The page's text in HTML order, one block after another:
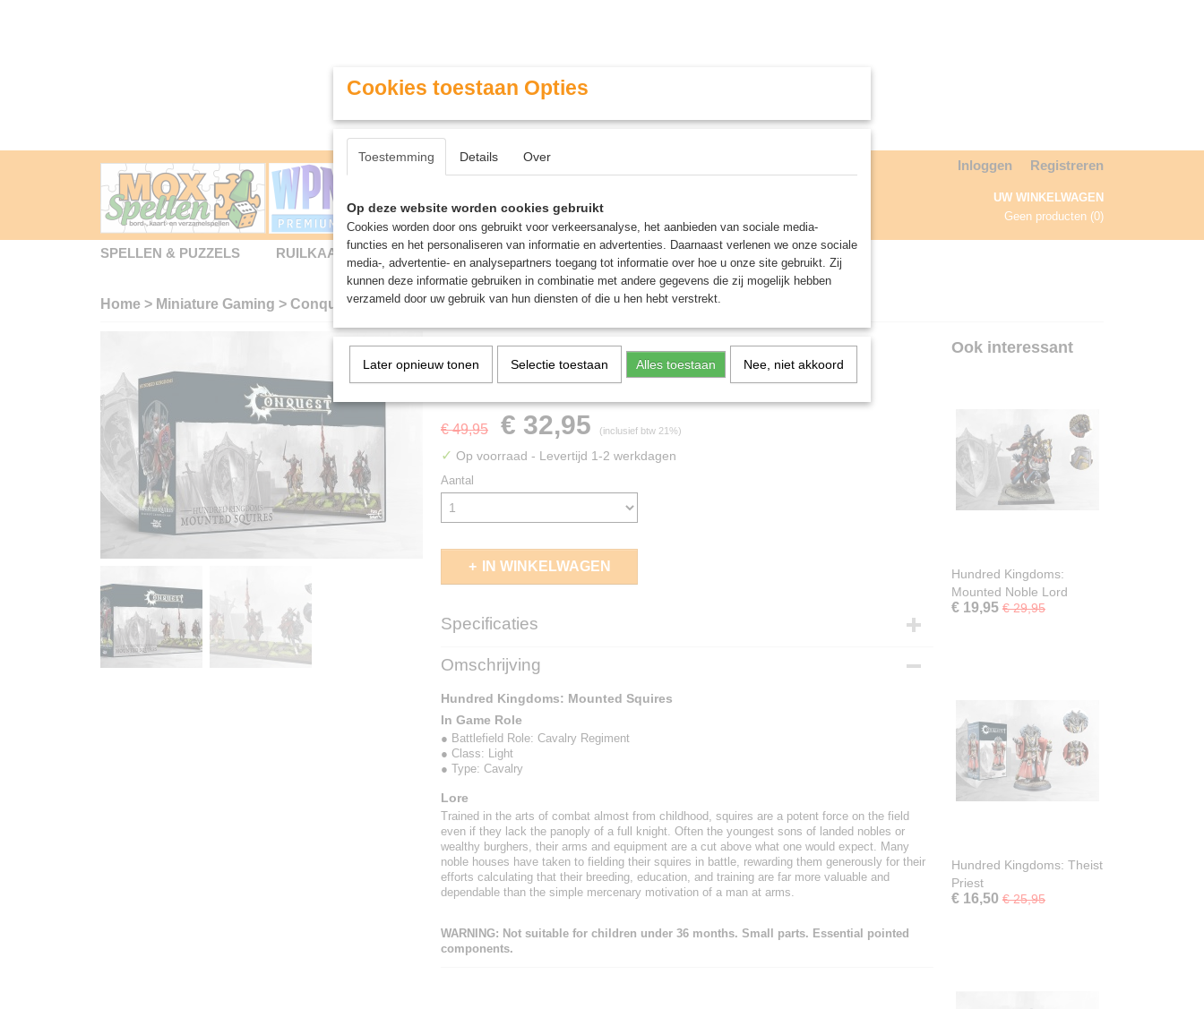
Contact & Openingstijden Inloggen Registreren
UW WINKELWAGEN
Geen producten (0)
SPELLEN & PUZZELS RUILKAARTEN MINIATURE GAMING ROLE PLAYING GAMES AGENDA
Home > Miniature Gaming > Conquest / First Blood>Hundred Kingdoms >Hundred Kingdoms: Mounted Squires
Hundred Kingdoms: Mounted
Squires
€ 49,95 € 32,95 (inclusief btw 21%)
✓ Op voorraad - Levertijd 1-2 werkdagen
Aantal
IN WINKELWAGEN
Specificaties
EAN code
Omschrijving
Hundred Kingdoms: Mounted Squires
In Game Role
● Battlefield Role: Cavalry Regiment
● Class: Light
● Type: Cavalry
Lore
Trained in the arts of combat almost from childhood, squires are a potent force on the field
even if they lack the panoply of a full knight. Often the youngest sons of landed nobles or
wealthy burghers, their arms and equipment are a cut above what one would expect. Many
noble houses have taken to fielding their squires in battle, rewarding them generously for their
efforts calculating that their breeding, education, and training are far more valuable and
dependable than the simple mercenary motivation of a man at arms.
WARNING: Not suitable for children under 36 months. Small parts. Essential pointed
components.
Ook interessant
Hundred Kingdoms:
Mounted Noble Lord
€ 19,95 € 29,95
Hundred Kingdoms: Theist
Priest
€ 16,50 € 25,95
Cookies toestaan Opties
Toestemming Details Over
Op deze website worden cookies gebruikt
Cookies worden door ons gebruikt voor verkeersanalyse, het aanbieden van sociale media-
functies en het personaliseren van informatie en advertenties. Daarnaast verlenen we onze sociale
media-, advertentie- en analysepartners toegang tot informatie over hoe u onze site gebruikt. Zij
kunnen deze informatie gebruiken in combinatie met andere gegevens die zij mogelijk hebben
verzameld door uw gebruik van hun diensten of die u hen hebt verstrekt.
Later opnieuw tonen Selectie toestaan Alles toestaan Nee, niet akkoord